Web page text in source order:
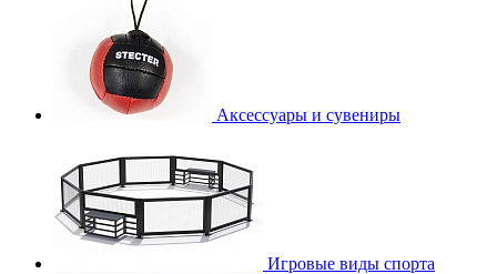
Аксессуары и сувениры
Игровые виды спорта